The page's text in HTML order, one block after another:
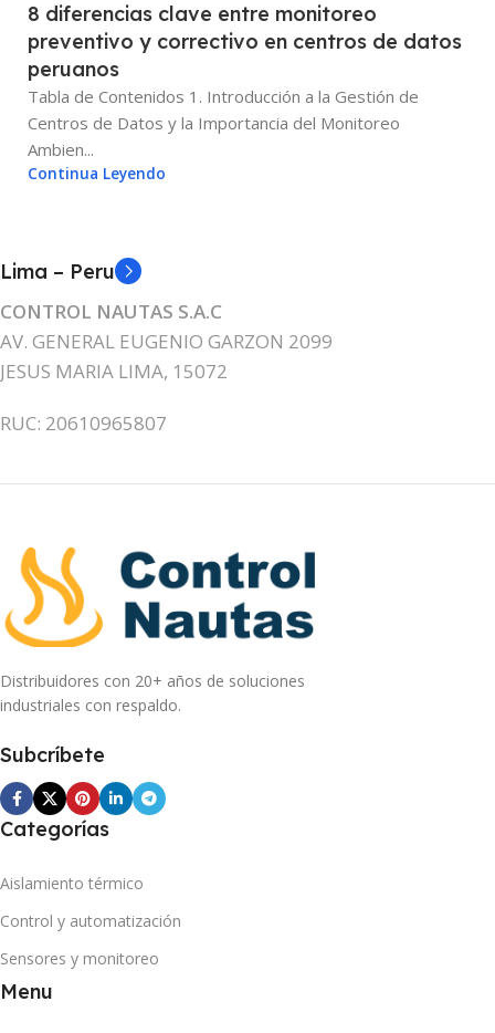
8 diferencias clave entre monitoreo
preventivo y correctivo en centros de datos
peruanos
Tabla de Contenidos 1. Introducción a la Gestión de
Centros de Datos y la Importancia del Monitoreo
Ambien...
Continua Leyendo
Lima – Peru
CONTROL NAUTAS S.A.C
AV. GENERAL EUGENIO GARZON 2099
JESUS MARIA LIMA, 15072
RUC: 20610965807
Distribuidores con 20+ años de soluciones
industriales con respaldo.
Subcríbete
Categorías
Aislamiento térmico
Control y automatización
Sensores y monitoreo
Menu